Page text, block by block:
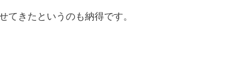
てきたというのも納得です。